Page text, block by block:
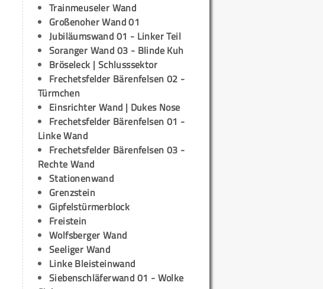
Trainmeuseler Wand
Großenoher Wand 01
Jubiläumswand 01 - Linker Teil
Soranger Wand 03 - Blinde Kuh
Bröseleck | Schlusssektor
Frechetsfelder Bärenfelsen 02 -
Türmchen
Einsrichter Wand | Dukes Nose
Frechetsfelder Bärenfelsen 01 -
Linke Wand
Frechetsfelder Bärenfelsen 03 -
Rechte Wand
Stationenwand
Grenzstein
Gipfelstürmerblock
Freistein
Wolfsberger Wand
Seeliger Wand
Linke Bleisteinwand
Siebenschläferwand 01 - Wolke